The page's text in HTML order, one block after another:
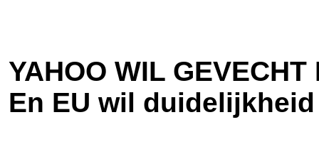
YAHOO WIL
En EU wil